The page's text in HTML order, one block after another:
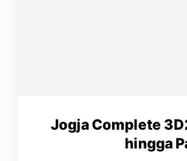
Jogja Complete
hingga